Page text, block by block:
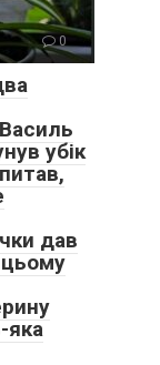
0
убік
дав
яка